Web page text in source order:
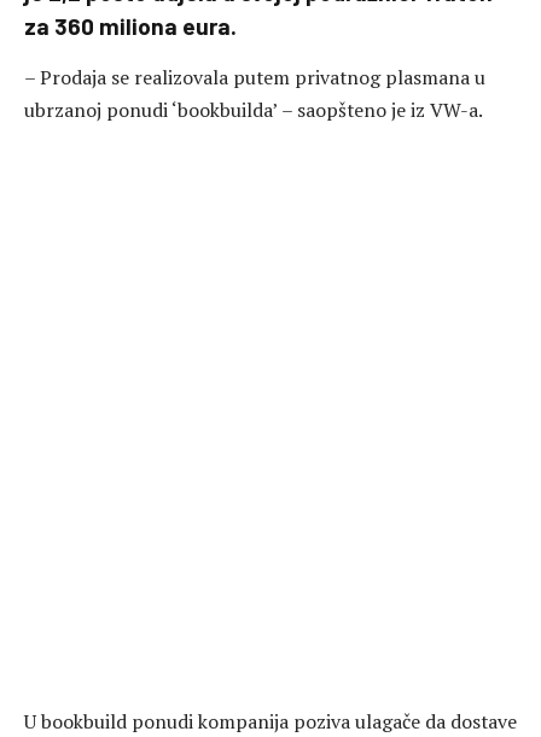
za 360 miliona eura.
– Prodaja se realizovala putem privatnog plasmana u
ubrzanoj ponudi ‘bookbuilda’ – saopšteno je iz VW-a.
U bookbuild ponudi kompanija poziva ulagače da dostave